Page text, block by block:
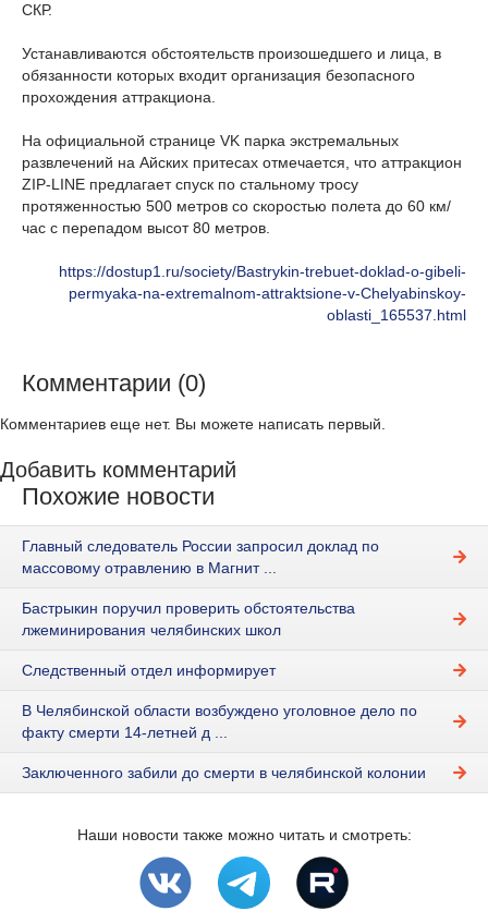
СКР.
Устанавливаются обстоятельств произошедшего и лица, в
обязанности которых входит организация безопасного
прохождения аттракциона.
На официальной странице VK парка экстремальных
развлечений на Айских притесах отмечается, что аттракцион
ZIP-LINE предлагает спуск по стальному тросу
протяженностью 500 метров со скоростью полета до 60 км/
час с перепадом высот 80 метров.
https://dostup1.ru/society/Bastrykin-trebuet-doklad-o-gibeli-
permyaka-na-extremalnom-attraktsione-v-Chelyabinskoy-
oblasti_165537.html
Комментарии (0)
Комментариев еще нет. Вы можете написать первый.
Добавить комментарий
Похожие новости
Главный следователь России запросил доклад по
массовому отравлению в Магнит ...
Бастрыкин поручил проверить обстоятельства
лжеминирования челябинских школ
Следственный отдел информирует
В Челябинской области возбуждено уголовное дело по
факту смерти 14-летней д ...
Заключенного забили до смерти в челябинской колонии
Наши новости также можно читать и смотреть: